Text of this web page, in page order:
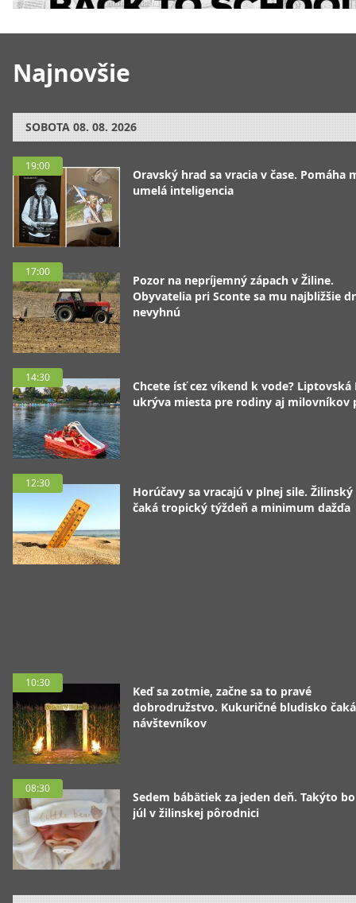
Najnovšie
SOBOTA 08. 08. 2026
19:00
Oravský hrad sa vracia v čase. Pomáha
umelá inteligencia
17:00
Pozor na nepríjemný zápach v Žiline.
Obyvatelia pri Sconte sa mu najbližšie
nevyhnú
14:30
Chcete ísť cez víkend k vode? Liptovská
ukrýva miesta pre rodiny aj milovníkov
12:30
Horúčavy sa vracajú v plnej sile.
čaká tropický týždeň a minimum dažďa
10:30
Keď sa zotmie, začne sa to pravé
dobrodružstvo. Kukuričné bludisko
návštevníkov
08:30
Sedem bábätiek za jeden deň. Takýto
júl v žilinskej pôrodnici